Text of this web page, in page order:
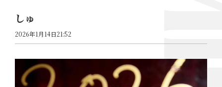
しゅ
2026年1月14日21:52